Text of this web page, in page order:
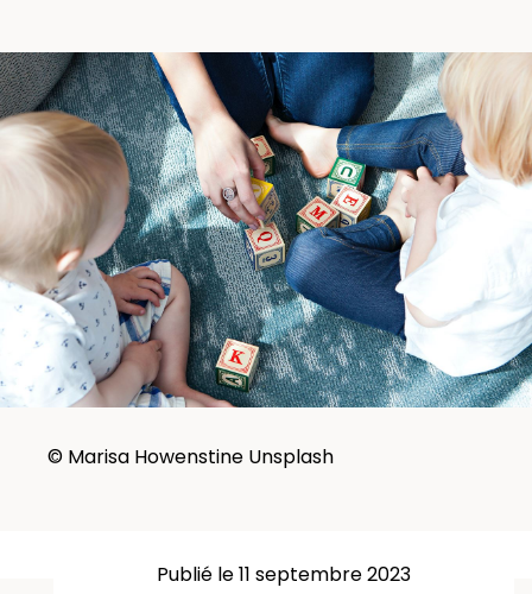
© Marisa Howenstine Unsplash
Publié le 11 septembre 2023